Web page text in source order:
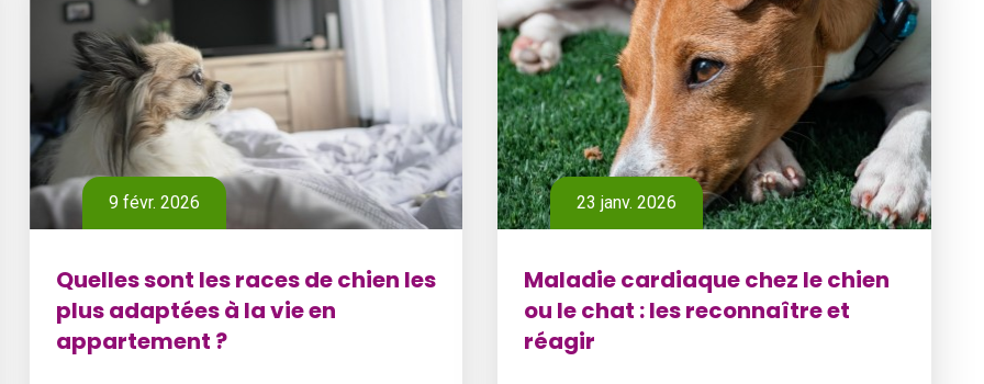
9 févr. 2026
Quelles sont les races de chien les
plus adaptées à la vie en
appartement ?
23 janv. 2026
Maladie cardiaque chez le chien
ou le chat : les reconnaître et
réagir